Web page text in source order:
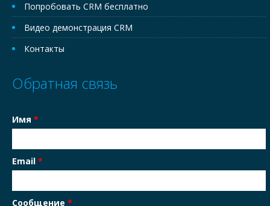
Попробовать CRM бесплатно
Видео демонстрация CRM
Контакты
Обратная связь
Имя *
Email *
Сообщение *